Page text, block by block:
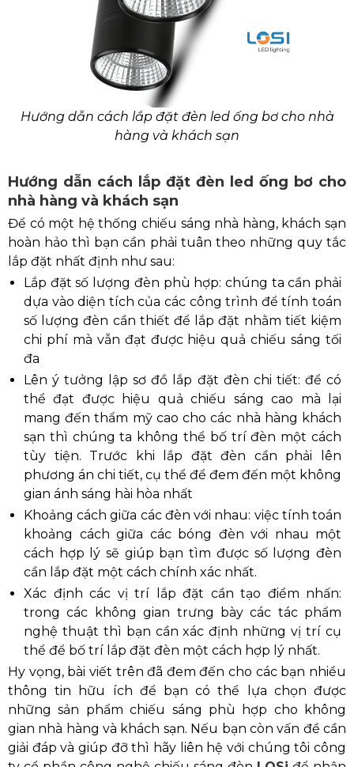
Hướng dẫn cách lắp đặt đèn led ống bơ cho nhà
hàng và khách sạn
Hướng dẫn cách lắp đặt đèn led ống bơ cho
nhà hàng và khách sạn
Để có một hệ thống chiếu sáng nhà hàng, khách sạn
hoàn hảo thì bạn cần phải tuân theo những quy tắc
lắp đặt nhất định như sau:
Lắp đặt số lượng đèn phù hợp: chúng ta cần phải
dựa vào diện tích của các công trình để tính toán
số lượng đèn cần thiết để lắp đặt nhằm tiết kiệm
chi phí mà vẫn đạt được hiệu quả chiếu sáng tối
đa
Lên ý tưởng lập sơ đồ lắp đặt đèn chi tiết: để có
thể đạt được hiệu quả chiếu sáng cao mà lại
mang đến thẩm mỹ cao cho các nhà hàng khách
sạn thì chúng ta không thể bố trí đèn một cách
tùy tiện. Trước khi lắp đặt đèn cần phải lên
phương án chi tiết, cụ thể để đem đến một không
gian ánh sáng hài hòa nhất
Khoảng cách giữa các đèn với nhau: việc tính toán
khoảng cách giữa các bóng đèn với nhau một
cách hợp lý sẽ giúp bạn tìm được số lượng đèn
cần lắp đặt một cách chính xác nhất.
Xác định các vị trí lắp đặt cần tạo điểm nhấn:
trong các không gian trưng bày các tác phẩm
nghệ thuật thì bạn cần xác định những vị trí cụ
thể để bố trí lắp đặt đèn một cách hợp lý nhất.
Hy vọng, bài viết trên đã đem đến cho các bạn nhiều
thông tin hữu ích để bạn có thể lựa chọn được
những sản phẩm chiếu sáng phù hợp cho không
gian nhà hàng và khách sạn. Nếu bạn còn vấn đề cần
giải đáp và giúp đỡ thì hãy liên hệ với chúng tôi công